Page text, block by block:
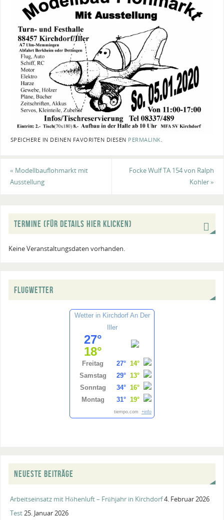
SPEICHERE IN DEINEN FAVORITEN DIESEN PERMALINK
« Modellbauflohmarkt mit
Ausstellung
Focke Wulf TA 154 von Ralph
Kohler»
TERMINE (FÜR DETAILS HIER KLICKEN)
Keine Veranstaltungsdaten vorhanden.
FLUGWETTER
Wetter in Kirchdorf An Der
Iller
27°
18°
Freitag 27° 14°
Samstag
29° 13°
Sonntag
34° 16°
Montag
31° 19°
tiempo.com +info
NEUESTE BEITRÄGE
Arbeitseinsatz mit Höhenluft – Frühjahr in Kirchdorf4. Februar 2026
Test25. Januar 2026